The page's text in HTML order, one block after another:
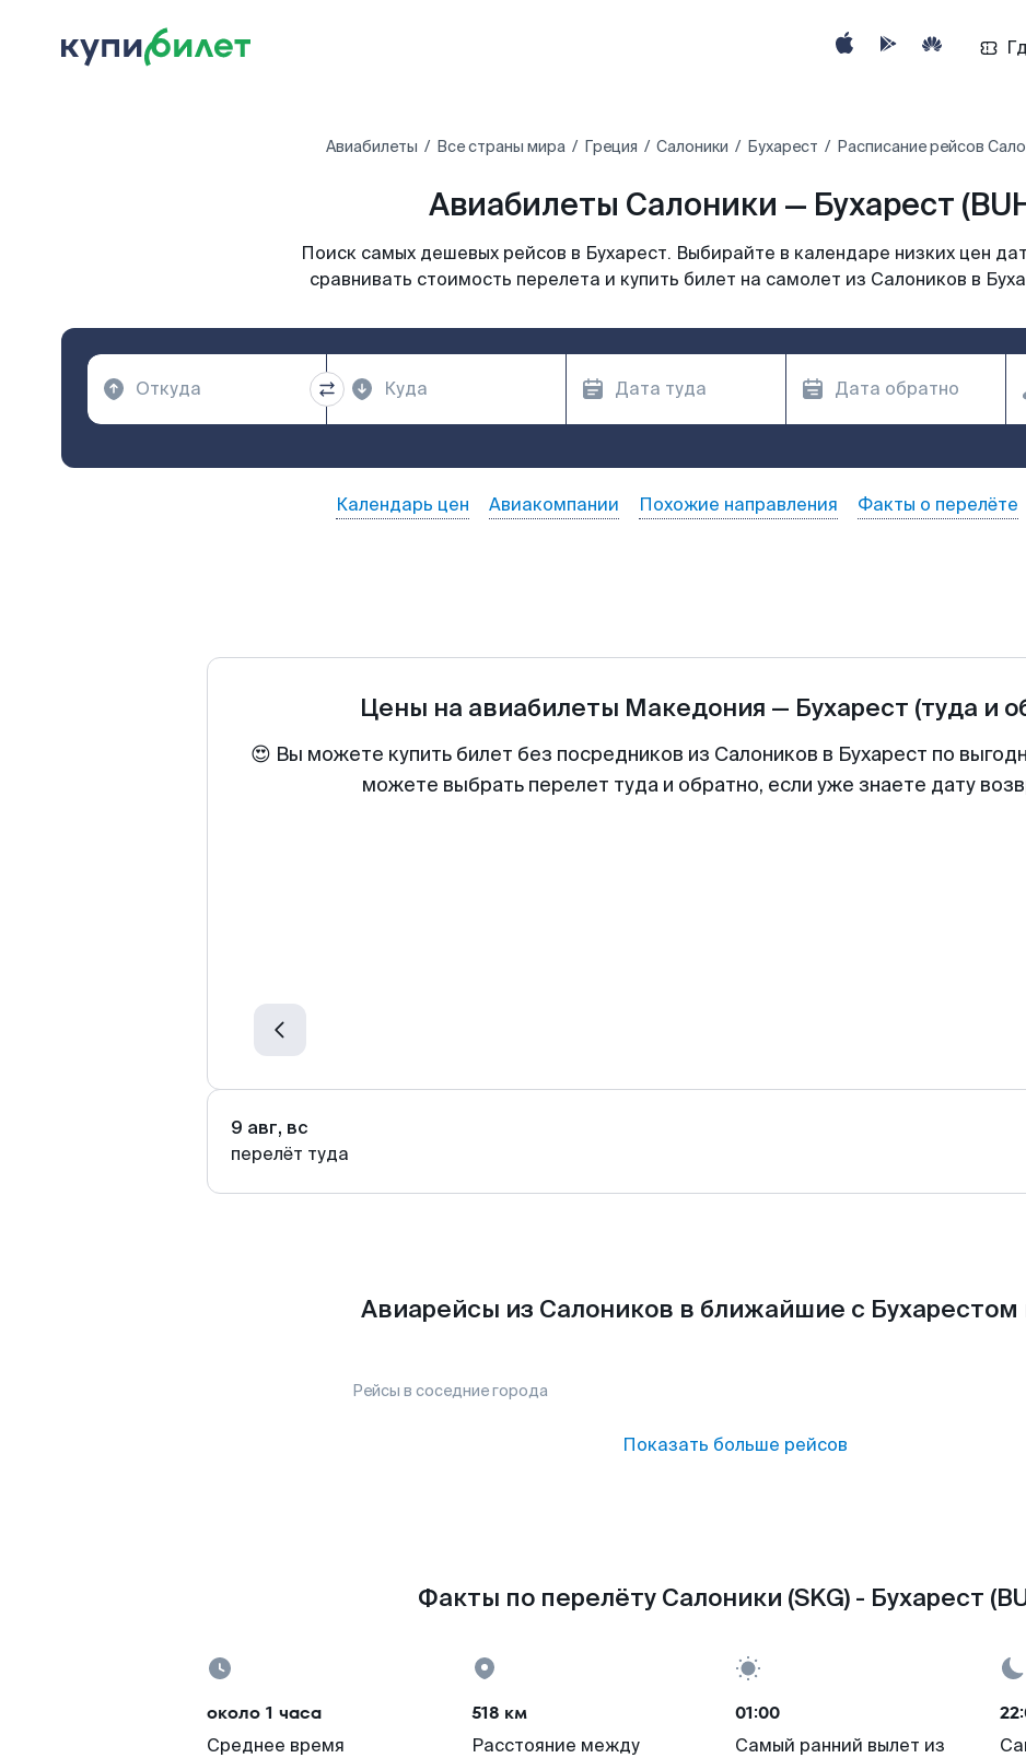
Авиабилеты Все страны мира Греция Салоники Бухарест Расписание рейсов
Авиабилеты Салоники — Бухарест
Поиск самых дешевых рейсов в Бухарест. Выбирайте в календаре низких цен
сравнивать стоимость перелета и купить билет на самолет из Салоников в
Календарь цен Авиакомпании Похожие направления Факты о перелёте
Цены на авиабилеты Македония — Бухарест (туда и
😍 Вы можете купить билет без посредников из Салоников в Бухарест по
можете выбрать перелет туда и обратно, если уже знаете дату
9 авг, вс
перелёт туда
Авиарейсы из Салоников в ближайшие с Бухарестом
Рейсы в соседние города
Показать больше рейсов
Факты по перелёту Салоники (SKG) - Бухарест
около 1 часа
Среднее время
518 км
Расстояние между
01:00
Самый ранний вылет из